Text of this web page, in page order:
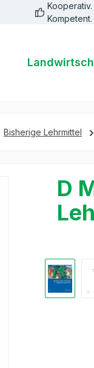
Kompetent.
Bisherige Lehrmittel
D